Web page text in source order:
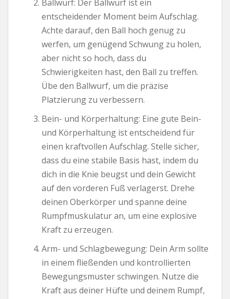
Ballwurf: Der Ballwurf ist ein
entscheidender Moment beim Aufschlag.
Achte darauf, den Ball hoch genug zu
werfen, um genügend Schwung zu holen,
aber nicht so hoch, dass du
Schwierigkeiten hast, den Ball zu treffen.
Übe den Ballwurf, um die präzise
Platzierung zu verbessern.
Bein- und Körperhaltung: Eine gute Bein-
und Körperhaltung ist entscheidend für
einen kraftvollen Aufschlag. Stelle sicher,
dass du eine stabile Basis hast, indem du
dich in die Knie beugst und dein Gewicht
auf den vorderen Fuß verlagerst. Drehe
deinen Oberkörper und spanne deine
Rumpfmuskulatur an, um eine explosive
Kraft zu erzeugen.
Arm- und Schlagbewegung: Dein Arm sollte
in einem fließenden und kontrollierten
Bewegungsmuster schwingen. Nutze die
Kraft aus deiner Hüfte und deinem Rumpf,